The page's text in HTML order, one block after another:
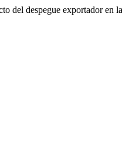
del despegue exportador en